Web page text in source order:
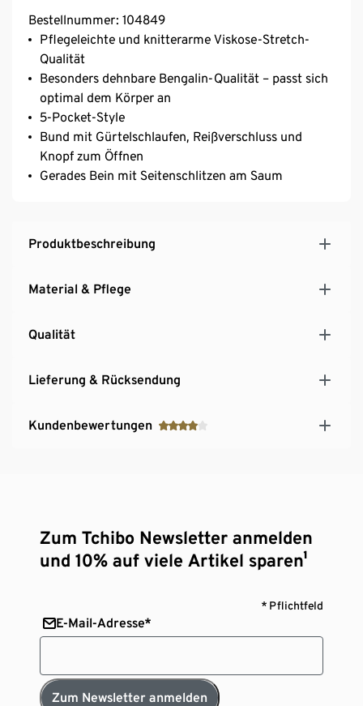
Bestellnummer: 104849
Pflegeleichte und knitterarme Viskose-Stretch-
Qualität
Besonders dehnbare Bengalin-Qualität – passt sich
optimal dem Körper an
5-Pocket-Style
Bund mit Gürtelschlaufen, Reißverschluss und
Knopf zum Öffnen
Gerades Bein mit Seitenschlitzen am Saum
Produktbeschreibung
Material & Pflege
Qualität
Lieferung & Rücksendung
Kundenbewertungen
Zum Tchibo Newsletter anmelden
und 10% auf viele Artikel sparen¹
* Pflichtfeld
E-Mail-Adresse*
Zum Newsletter anmelden